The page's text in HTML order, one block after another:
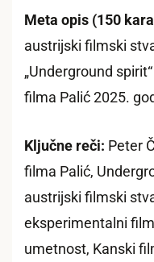
Meta opis (150
austrijski filmski
„Underground
filma Palić 2025.
Ključne reči: Peter
filma Palić,
austrijski filmski
eksperimentalni
umetnost, Kanski